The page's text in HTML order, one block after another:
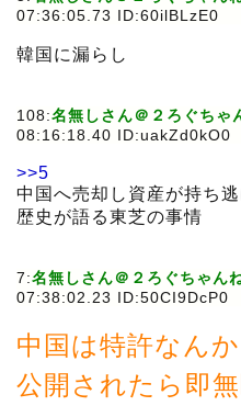
07:36:05.73 ID:60ilBLzE0
韓国に漏らし
108:名無しさん＠２ろぐちゃ
08:16:18.40 ID:uakZd0kO0
>>5
中国へ売却し資産が持ち
歴史が語る東芝の事情
7:名無しさん＠２ろぐちゃん
07:38:02.23 ID:50CI9DcP0
中国は特許なん
公開されたら即